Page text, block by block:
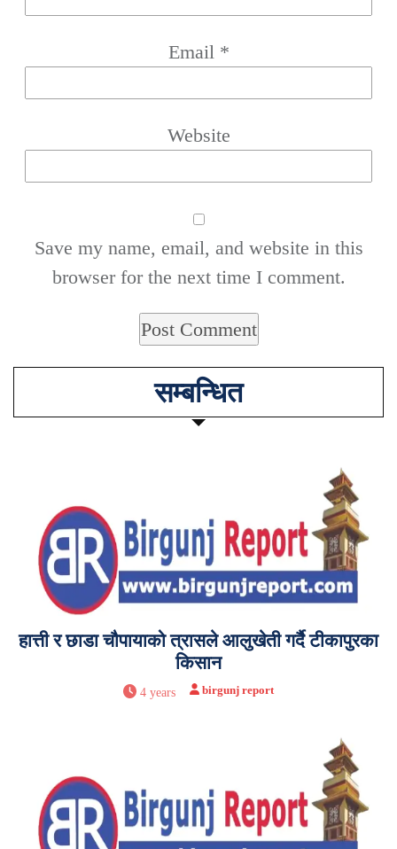
Email *
Website
Save my name, email, and website in this
browser for the next time I comment.
सम्बन्धित
हात्ती र छाडा चौपायाको त्रासले आलुखेती गर्दै टीकापुरका
किसान
4 years birgunj report